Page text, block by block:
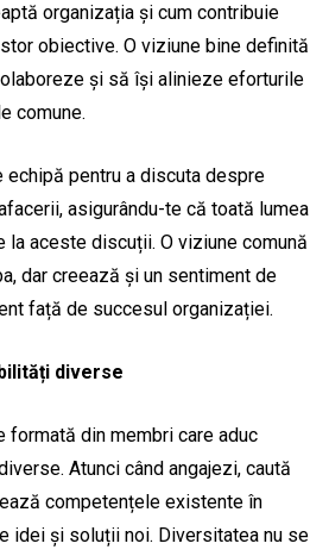
organizația și cum contribuie
obiective. O viziune bine definită
și să își alinieze eforturile
comune.
echipă pentru a discuta despre
asigurându-te că toată lumea
la aceste discuții. O viziune comună
dar creează și un sentiment de
față de succesul organizației.
diverse
formată din membri care aduc
Atunci când angajezi, caută
competențele existente în
idei și soluții noi. Diversitatea nu se